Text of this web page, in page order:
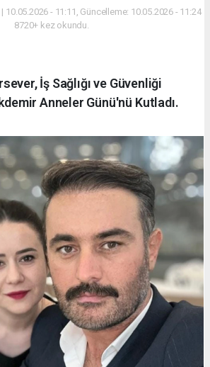
- 11:11, Güncelleme: 10.05.2026 - 11:24
8720+ kez okundu.
İş Sağlığı ve Güvenliği
Anneler Günü'nü Kutladı.